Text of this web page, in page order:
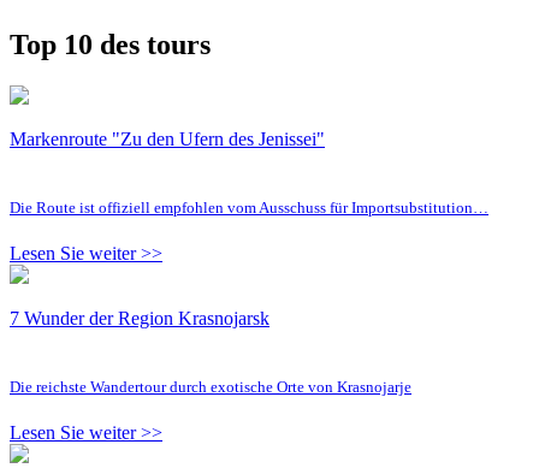
Top 10 des tours
Markenroute "Zu den Ufern des Jenissei"
Die Route ist offiziell empfohlen vom Ausschuss für Importsubstitution…
Lesen Sie weiter >>
7 Wunder der Region Krasnojarsk
Die reichste Wandertour durch exotische Orte von Krasnojarje
Lesen Sie weiter >>